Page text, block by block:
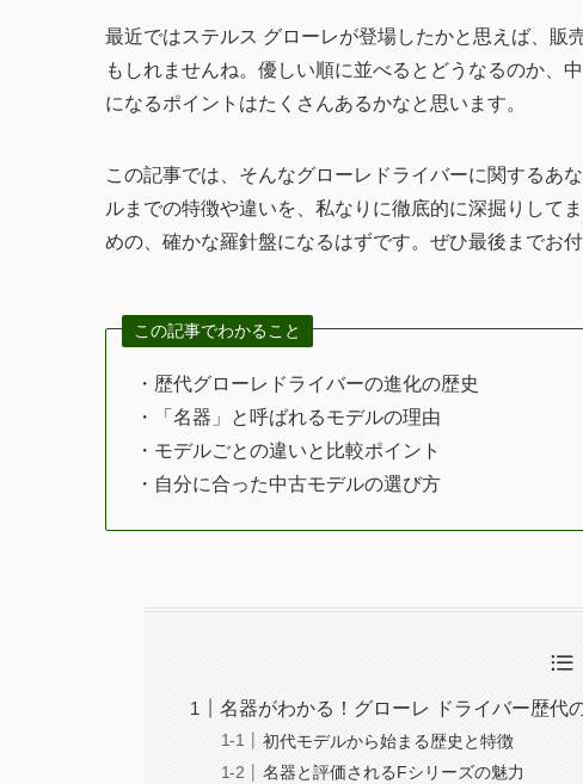
最近ではステルス グローレが登場したかと思えば、
もしれませんね。優しい順に並べるとどうなるのか、
になるポイントはたくさんあるかなと思います。
この記事では、そんなグローレドライバーに関するあ
ルまでの特徴や違いを、私なりに徹底的に深掘りして
めの、確かな羅針盤になるはずです。ぜひ最後までお付
この記事でわかること
・歴代グローレドライバーの進化の歴史
・「名器」と呼ばれるモデルの理由
・モデルごとの違いと比較ポイント
・自分に合った中古モデルの選び方
名器がわかる！グローレ ドライバー歴代
初代モデルから始まる歴史と特徴
名器と評価されるFシリーズの魅力